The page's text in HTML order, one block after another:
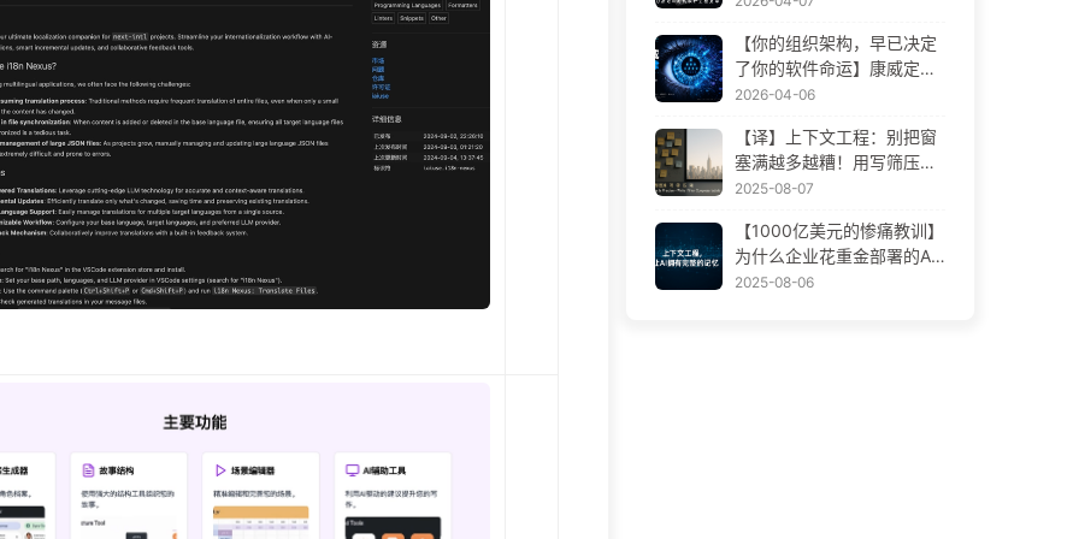
【你的组织架构，早已决定
了你的软件命运】康威定律
——被低估了 56 年的管理
——慢慢学AI171
2026-04-06
【译】上下文工程：别把窗
塞满越多越糟！用写筛压隔
四步，警惕投毒干扰混淆冲
学AI170
2025-08-07
【1000亿美元的惨痛教训】
为什么企业花重金部署的AI
助手，总在关键时刻“失
2025-08-06